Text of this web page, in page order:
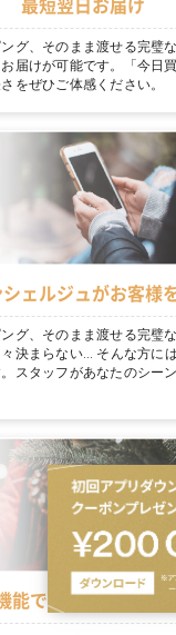
グ、そのまま渡せる完璧
届けが可能です。「今日
をぜひご体感ください。
ェルジュがお客様
グ、そのまま渡せる完璧
決まらない… そんな方に
スタッフがあなたのシー
能でシーンに適切な